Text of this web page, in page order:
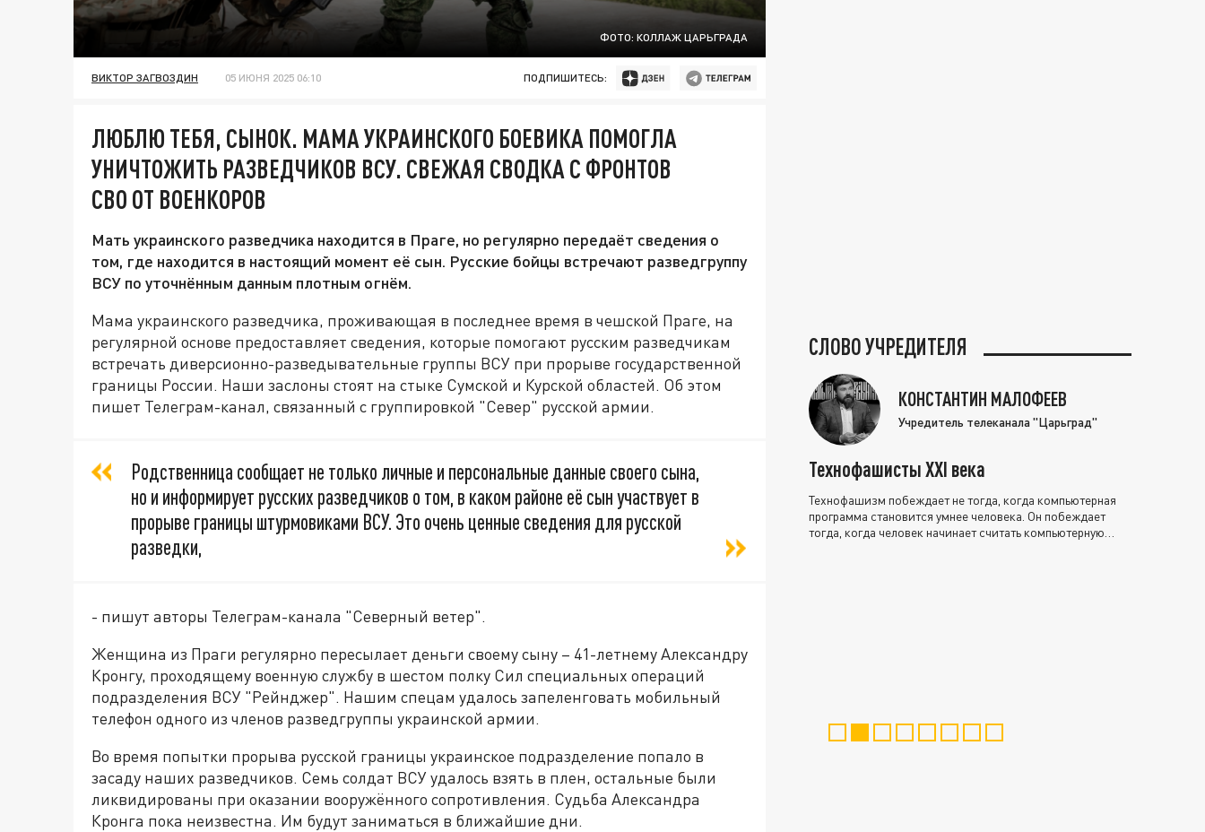
ФОТО: КОЛЛАЖ ЦАРЬГРАДА
ВИКТОР ЗАГВОЗДИН 05 ИЮНЯ 2025 06:10 ПОДПИШИТЕСЬ:
ЛЮБЛЮ ТЕБЯ, СЫНОК. МАМА УКРАИНСКОГО БОЕВИКА ПОМОГЛА
УНИЧТОЖИТЬ РАЗВЕДЧИКОВ ВСУ. СВЕЖАЯ СВОДКА С ФРОНТОВ
СВО ОТ ВОЕНКОРОВ
Мать украинского разведчика находится в Праге, но регулярно передаёт сведения о
том, где находится в настоящий момент её сын. Русские бойцы встречают разведгруппу
ВСУ по уточнённым данным плотным огнём.
Мама украинского разведчика, проживающая в последнее время в чешской Праге, на
регулярной основе предоставляет сведения, которые помогают русским разведчикам
встречать диверсионно-разведывательные группы ВСУ при прорыве государственной
границы России. Наши заслоны стоят на стыке Сумской и Курской областей. Об этом
пишет Телеграм-канал, связанный с группировкой "Север" русской армии.
Родственница сообщает не только личные и персональные данные своего сына,
но и информирует русских разведчиков о том, в каком районе её сын участвует в
прорыве границы штурмовиками ВСУ. Это очень ценные сведения для русской
разведки,
- пишут авторы Телеграм-канала "Северный ветер".
Женщина из Праги регулярно пересылает деньги своему сыну – 41-летнему Александру
Кронгу, проходящему военную службу в шестом полку Сил специальных операций
подразделения ВСУ "Рейнджер". Нашим спецам удалось запеленговать мобильный
телефон одного из членов разведгруппы украинской армии.
Во время попытки прорыва русской границы украинское подразделение попало в
засаду наших разведчиков. Семь солдат ВСУ удалось взять в плен, остальные были
ликвидированы при оказании вооружённого сопротивления. Судьба Александра
Кронга пока неизвестна. Им будут заниматься в ближайшие дни.
СЛОВО УЧРЕДИТЕЛЯ
КОНСТАНТИН МАЛОФЕЕВ
Учредитель телеканала "Царьград"
Технофашисты XXI века
Технофашизм побеждает не тогда, когда компьютерная
программа становится умнее человека. Он побеждает
тогда, когда человек начинает считать компьютерную